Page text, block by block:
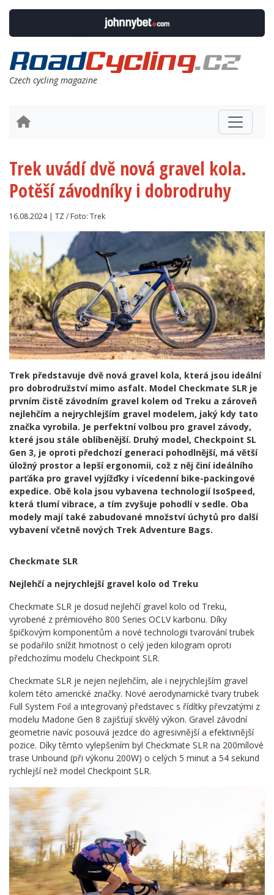
Czech cycling magazine
Trek uvádí dvě nová gravel kola.
Potěší závodníky i dobrodruhy
16.08.2024 | TZ / Foto: Trek
Trek představuje dvě nová gravel kola, která jsou ideální
pro dobrodružství mimo asfalt. Model Checkmate SLR je
prvním čistě závodním gravel kolem od Treku a zároveň
nejlehčím a nejrychlejším gravel modelem, jaký kdy tato
značka vyrobila. Je perfektní volbou pro gravel závody,
které jsou stále oblíbenější. Druhý model, Checkpoint SL
Gen 3, je oproti předchozí generaci pohodlnější, má větší
úložný prostor a lepší ergonomii, což z něj činí ideálního
parťáka pro gravel vyjížďky i vícedenní bike-packingové
expedice. Obě kola jsou vybavena technologií IsoSpeed,
která tlumí vibrace, a tím zvyšuje pohodlí v sedle. Oba
modely mají také zabudované množství úchytů pro další
vybavení včetně nových Trek Adventure Bags.
Checkmate SLR
Nejlehčí a nejrychlejší gravel kolo od Treku
Checkmate SLR je dosud nejlehčí gravel kolo od Treku,
vyrobené z prémiového 800 Series OCLV karbonu. Díky
špičkovým komponentům a nové technologii tvarování trubek
se podařilo snížit hmotnost o celý jeden kilogram oproti
předchozímu modelu Checkpoint SLR.
Checkmate SLR je nejen nejlehčím, ale i nejrychlejším gravel
kolem této americké značky. Nové aerodynamické tvary trubek
Full System Foil a integrovaný představec s řídítky převzatými z
modelu Madone Gen 8 zajišťují skvělý výkon. Gravel závodní
geometrie navíc posouvá jezdce do agresivnější a efektivnější
pozice. Díky těmto vylepšením byl Checkmate SLR na 200mílové
trase Unbound (při výkonu 200W) o celých 5 minut a 54 sekund
rychlejší než model Checkpoint SLR.